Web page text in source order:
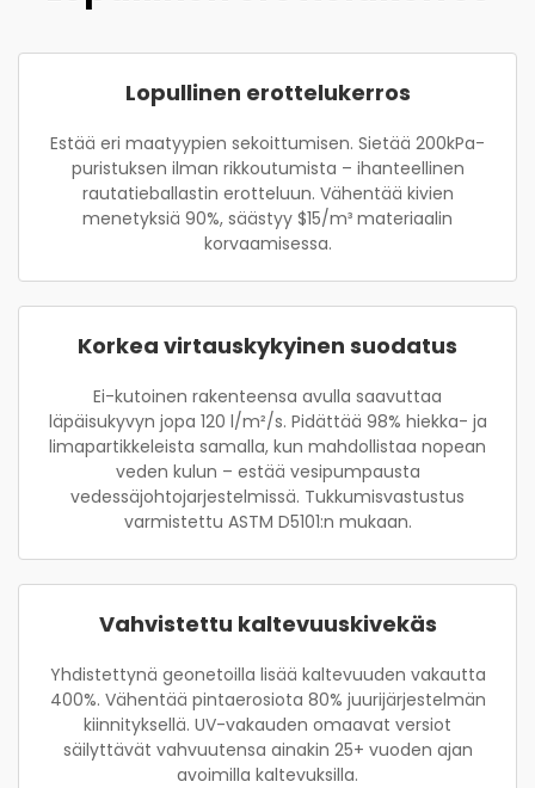
Lopullinen erottelukerros
Estää eri maatyypien sekoittumisen. Sietää 200kPa-
puristuksen ilman rikkoutumista – ihanteellinen
rautatieballastin erotteluun. Vähentää kivien
menetyksiä 90%, säästyy $15/m³ materiaalin
korvaamisessa.
Korkea virtauskykyinen suodatus
Ei-kutoinen rakenteensa avulla saavuttaa
läpäisukyvyn jopa 120 l/m²/s. Pidättää 98% hiekka- ja
limapartikkeleista samalla, kun mahdollistaa nopean
veden kulun – estää vesipumpausta
vedessäjohtojarjestelmissä. Tukkumisvastustus
varmistettu ASTM D5101:n mukaan.
Vahvistettu kaltevuuskivekäs
Yhdistettynä geonetoilla lisää kaltevuuden vakautta
400%. Vähentää pintaerosiota 80% juurijärjestelmän
kiinnityksellä. UV-vakauden omaavat versiot
säilyttävät vahvuutensa ainakin 25+ vuoden ajan
avoimilla kaltevuksilla.